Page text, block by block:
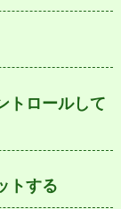
トロールして
トする